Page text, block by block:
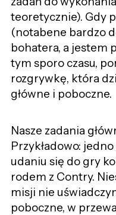
teoretycznie). Gdy
(notabene bardzo
bohatera, a jestem
tym sporo czasu,
rozgrywkę, która
główne i poboczne.
Nasze zadania
Przykładowo:
udaniu się do gry
rodem z Contry.
misji nie
poboczne, w